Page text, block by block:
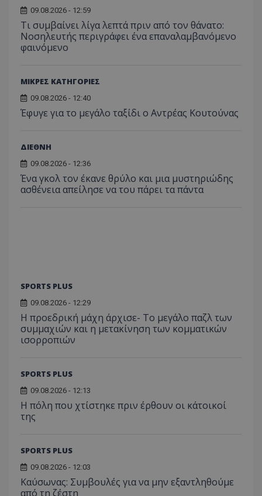
09.08.2026 - 12:59
Τι συμβαίνει λίγα λεπτά πριν από τον θάνατο:
Νοσηλευτής περιγράφει ένα επαναλαμβανόμενο
φαινόμενο
ΜΙΚΡΕΣ ΚΑΤΗΓΟΡΙΕΣ
09.08.2026 - 12:40
Έφυγε για το μεγάλο ταξίδι ο Αντρέας Κουτούνας
ΔΙΕΘΝΗ
09.08.2026 - 12:36
Ένα γκολ τον έκανε θρύλο και μια μυστηριώδης
ασθένεια απείλησε να του πάρει τα πάντα
SPORTS PLUS
09.08.2026 - 12:29
Η προεδρική μάχη άρχισε- Το μεγάλο παζλ των
συμμαχιών και η μετακίνηση των κομματικών
ισορροπιών
SPORTS PLUS
09.08.2026 - 12:13
Η πόλη που χτίστηκε πριν έρθουν οι κάτοικοί
της
SPORTS PLUS
09.08.2026 - 12:03
Kαύσωνας: Συμβουλές για να μην εξαντληθούμε
από τη ζέστη